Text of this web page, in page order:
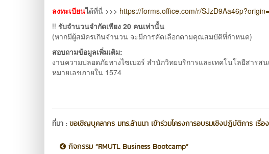
ลงทะเบียนได้ที่นี่ >>> https://forms.office.com/r/
!! รับจำนวนจำกัดเพียง 20 คนเท่านั้น
(หากมีผู้สมัครเกินจำนวน จะมีการคัดเลือกตามคุณสมบัติที่กำหนด)
สอบถามข้อมูลเพิ่มเติม:
งานความปลอดภัยทางไซเบอร์ สำนักวิทยบริการและเทคโนโลยีสารสน
หมายเลขภายใน 1574
ที่มา :ขอเชิญบุคลากร มทร.ล้านนา เข้าร่วมโครงการอบรมเชิงปฏิบัติการ เรื่อ
กิจกรรม “RMUTL Business Bootcamp”